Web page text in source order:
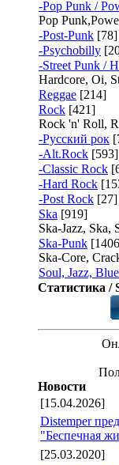
-Pop Punk /
Pop
-Post-Punk [78]
-Psychobilly
-Street Punk /
Hardcore, Oi,
Reggae [214]
Rock [421]
Rock 'n' Roll,
-Русский рок
-Alt.Rock [593]
-Classic Rock
-Hard Rock
-Post Rock [27]
Ska [919]
Ska-Jazz, Ska,
Ska-Punk
Ska-Core,
Soul, Jazz,
Статистика /
Новости
[15.04.2026]
Distemper
"Беспечная
[25.03.2020]